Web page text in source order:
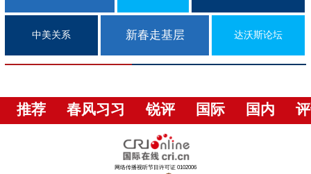
中美关系 新春走基层 达沃斯论坛
推荐 春风习习 锐评 国际 国内
网络传播视听节目许可证 0102006